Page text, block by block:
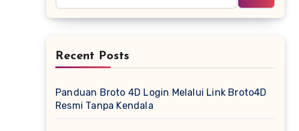
Recent Posts
Panduan Broto 4D Login Melalui Link Broto4D
Resmi Tanpa Kendala